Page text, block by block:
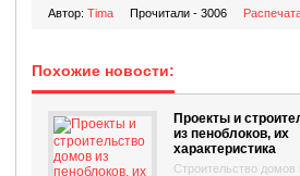
Автор: Tima Прочитали - 3006
Похожие новости:
Проекты и
из пеноблоков, их
характеристика
Строительство домов